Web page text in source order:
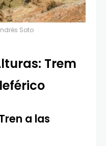
Soto
Trem
a las